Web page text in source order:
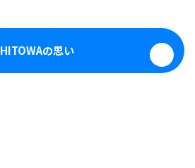
HITOWAの思い